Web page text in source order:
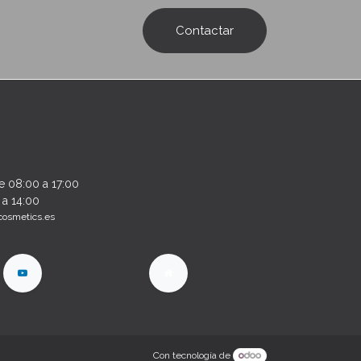
Contactar
08:00 a 17:00
14:00
Con tecnología de